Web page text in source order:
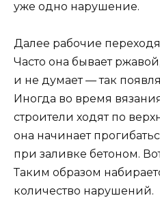
уже одно нарушение.
Далее рабочие
Часто она бывает
и не думает — так
Иногда во время
строители ходят по
она начинает
при заливке бетоном.
Таким образом
количество нарушений.